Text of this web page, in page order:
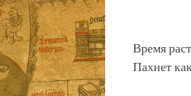
Время
Пахнет